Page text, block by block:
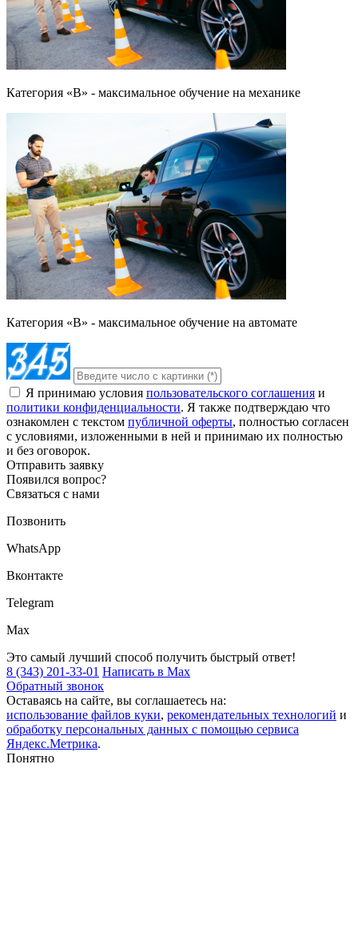
Категория «B» - максимальное обучение на механике
Категория «B» - максимальное обучение на автомате
Я принимаю условия пользовательского соглашения и
политики конфиденциальности. Я также подтверждаю что
ознакомлен с текстом публичной оферты, полностью согласен
с условиями, изложенными в ней и принимаю их полностью
и без оговорок.
Отправить заявку
Появился вопрос?
Связаться с нами
Позвонить
WhatsApp
Вконтакте
Telegram
Max
Это самый лучший способ получить быстрый ответ!
8 (343) 201-33-01 Написать в Max
Обратный звонок
Оставаясь на сайте, вы соглашаетесь на:
использование файлов куки, рекомендательных технологий и
обработку персональных данных с помощью сервиса
Яндекс.Метрика.
Понятно